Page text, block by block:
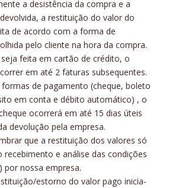
a desistência da compra e a
a restituição do valor do
de acordo com a forma de
pelo cliente na hora da compra.
feita em cartão de crédito, o
em até 2 faturas subsequentes.
formas de pagamento (cheque, boleto
em conta e débito automático) , o
ocorrerá em até 15 dias úteis
devolução pela empresa.
que a restituição dos valores só
recebimento e análise das condições
por nossa empresa.
estorno do valor pago inicia-